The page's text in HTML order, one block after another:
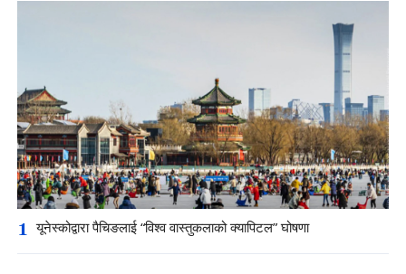
1 यूनेस्कोद्वारा पैचिङलाई “विश्व वास्तुकलाको क्यापिटल” घोषणा